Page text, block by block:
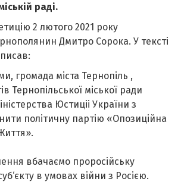
раді.
2 лютого 2021 року
Дмитро Сорока. У тексті
громада міста Тернопіль ,
Тернопільської міської ради
Юстиціі України з
політичну партію «Опозиційна
вбачаємо проросійську
в умовах війни з Росією.